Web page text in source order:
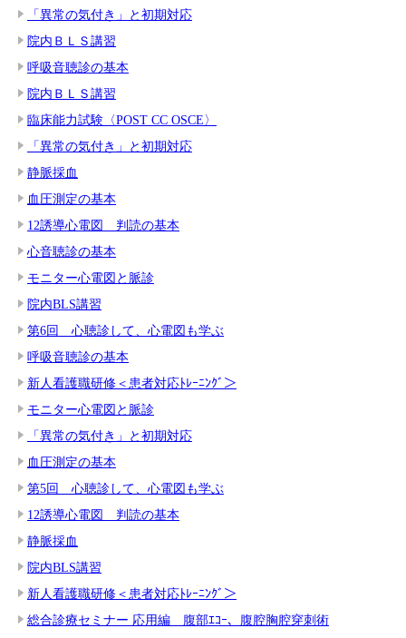
「異常の気付き」と初期対応
院内ＢＬＳ講習
呼吸音聴診の基本
院内ＢＬＳ講習
臨床能力試験〈POST CC OSCE〉
「異常の気付き」と初期対応
静脈採血
血圧測定の基本
12誘導心電図 判読の基本
心音聴診の基本
モニター心電図と脈診
院内BLS講習
第6回 心聴診して、心電図も学ぶ
呼吸音聴診の基本
新人看護職研修＜患者対応ﾄﾚｰﾆﾝｸﾞ＞
モニター心電図と脈診
「異常の気付き」と初期対応
血圧測定の基本
第5回 心聴診して、心電図も学ぶ
12誘導心電図 判読の基本
静脈採血
院内BLS講習
新人看護職研修＜患者対応ﾄﾚｰﾆﾝｸﾞ＞
総合診療セミナー 応用編 腹部ｴｺｰ、腹腔胸腔穿刺術